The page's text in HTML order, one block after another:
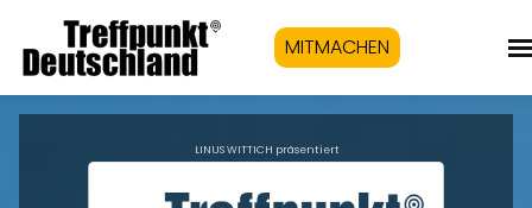
MITMACHEN
LINUS WITTICH präsentiert